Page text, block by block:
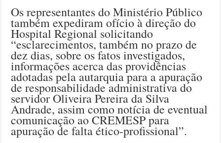
Os representantes do Ministério Público
também expediram ofício à direção do
Hospital Regional solicitando
“esclarecimentos, também no prazo de
dez dias, sobre os fatos investigados,
informações acerca das providências
adotadas pela autarquia para a apuração
de responsabilidade administrativa do
servidor Oliveira Pereira da Silva
Andrade, assim como notícia de eventual
comunicação ao CREMESP para
apuração de falta ético-profissional”.